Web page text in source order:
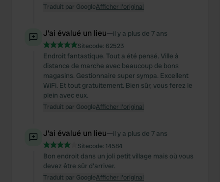
Traduit par GoogleAfficher l'original
J'ai évalué un lieu—il y a plus de 7 ans
Sitecode: 62523
Endroit fantastique. Tout a été pensé. Ville à
distance de marche avec beaucoup de bons
magasins. Gestionnaire super sympa. Excellent
WiFi. Et tout gratuitement. Bien sûr, vous ferez le
plein avec eux.
Traduit par GoogleAfficher l'original
J'ai évalué un lieu—il y a plus de 7 ans
Sitecode: 14584
Bon endroit dans un joli petit village mais où vous
devez être sûr d’arriver.
Traduit par GoogleAfficher l'original